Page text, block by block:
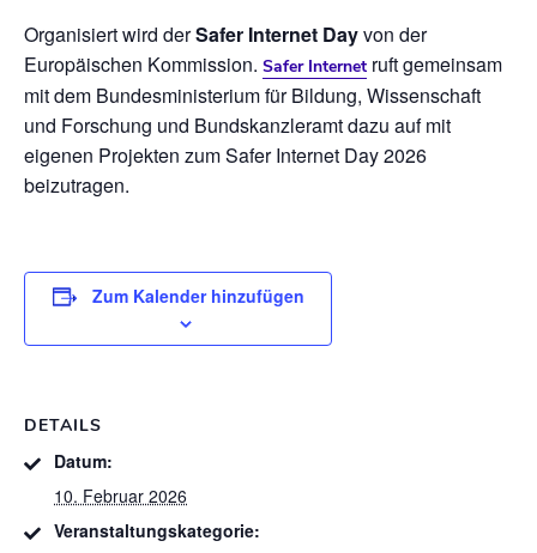
Organisiert wird derSafer Internet Dayvon der
Europäischen Kommission. Safer Internet ruft gemeinsam
mit dem Bundesministerium für Bildung, Wissenschaft
und Forschung und Bundskanzleramt dazu auf mit
eigenen Projekten zum Safer Internet Day 2026
beizutragen.
Zum Kalender hinzufügen
DETAILS
Datum:
10. Februar 2026
Veranstaltungskategorie: